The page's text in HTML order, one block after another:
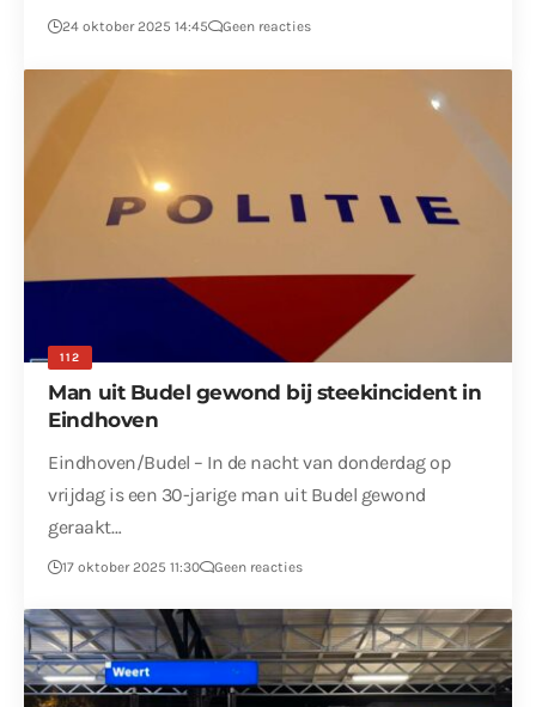
24 oktober 2025 14:45 Geen reacties
112
Man uit Budel gewond bij steekincident in
Eindhoven
Eindhoven/Budel – In de nacht van donderdag op
vrijdag is een 30-jarige man uit Budel gewond
geraakt…
17 oktober 2025 11:30 Geen reacties